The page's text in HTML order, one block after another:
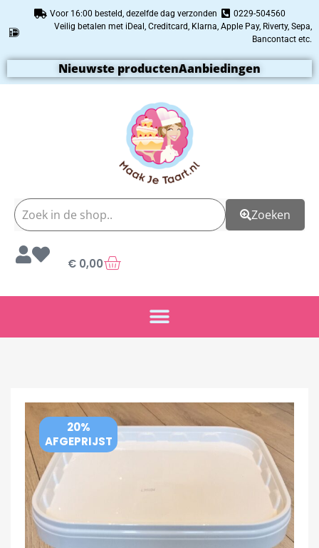
Voor 16:00 besteld, dezelfde dag verzonden
0229-504560
Veilig betalen met iDeal, Creditcard, Klarna, Apple Pay, Riverty, Sepa,
Bancontact etc.
Nieuwste productenAanbiedingen
Zoeken
€ 0,00
20%
AFGEPRIJST